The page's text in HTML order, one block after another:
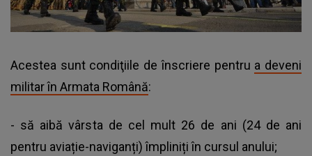
Acestea sunt condiţiile de înscriere pentru a deveni
militar în Armata Română:
- să aibă vârsta de cel mult 26 de ani (24 de ani
pentru aviație-naviganți) împliniți în cursul anului;